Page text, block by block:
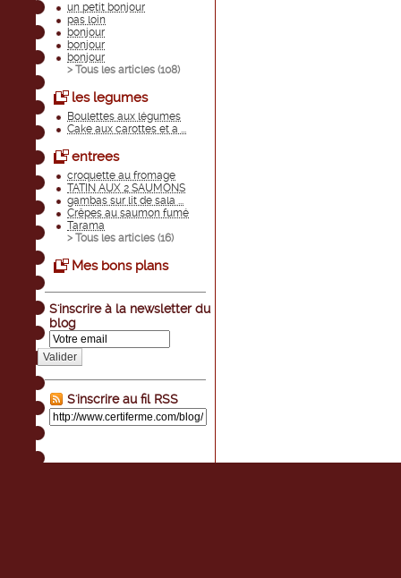
un petit bonjour
pas loin
bonjour
bonjour
bonjour
> Tous les articles (108)
les legumes
Boulettes aux légumes
Cake aux carottes et a ...
entrees
croquette au fromage
TATIN AUX 2 SAUMONS
gambas sur lit de sala ...
Crêpes au saumon fumé
Tarama
> Tous les articles (16)
Mes bons plans
S'inscrire à la newsletter du
blog
Valider
S'inscrire au fil RSS